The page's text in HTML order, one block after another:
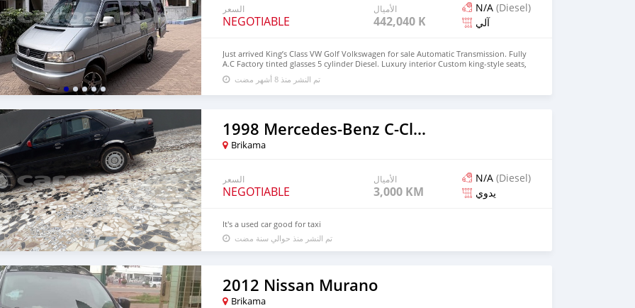
السعر
NEGOTIABLE
الأميال
442,040 KM
N/A (Diesel)
آلي
Just arrived King’s Class VW Golf Volkswagen for sale Automatic Transmission. Fully
A.C Factory tinted glasses 5 cylinder Diesel. Luxury interior Custom king-style seats,
clean finishing, and luxury comfort made for big men. If you like class, comfort, and
attention, this is your ride. Call 5866964
تم النشر منذ 8 أشهر مضت
1998 Mercedes-Benz C-Classe
Brikama
السعر
NEGOTIABLE
الأميال
3,000 KM
N/A (Diesel)
يدوي
It's a used car good for taxi
تم النشر منذ حوالي سنة مضت
2012 Nissan Murano
Brikama